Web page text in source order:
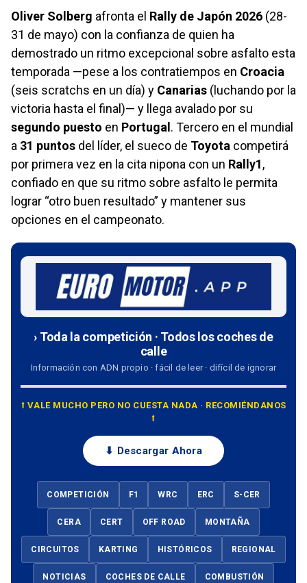
Oliver Solberg afronta el Rally de Japón 2026 (28-
31 de mayo) con la confianza de quien ha
demostrado un ritmo excepcional sobre asfalto esta
temporada —pese a los contratiempos en Croacia
(seis scratchs en un día) y Canarias (luchando por la
victoria hasta el final)— y llega avalado por su
segundo puesto en Portugal . Tercero en el mundial
a 31 puntos del líder, el sueco de Toyota competirá
por primera vez en la cita nipona con un Rally1,
confiado en que su ritmo sobre asfalto le permita
lograr “otro buen resultado” y mantener sus
opciones en el campeonato.
› Toda la competición · Todos los coches de
calle
Información con ADN propio · fácil de leer · difícil de ignorar
⭡ VALE MUCHO PERO NO CUESTA NADA · RECOMIÉNDANOS
⭡
⬇ Descargar Ahora
COMPETICIÓN F1 WRC ERC S-CER
CERA CERT OFF ROAD MONTAÑA
CIRCUITOS KARTING HISTÓRICOS REGIONAL
NOTICIAS COCHES DE CALLE COMBUSTIÓN